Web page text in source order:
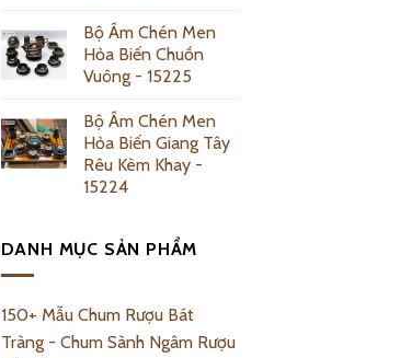
Bộ Ấm Chén Men
Hỏa Biến Chuồn
Vuông - 15225
Bộ Ấm Chén Men
Hỏa Biến Giang Tây
Rêu Kèm Khay -
15224
DANH MỤC SẢN PHẨM
150+ Mẫu Chum Rượu Bát
Tràng - Chum Sành Ngâm Rượu